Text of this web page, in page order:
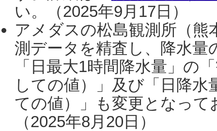
い。（2025年9月17日）
アメダスの松島観測所（熊
測データを精査し、降水
「日最大1時間降水量」の
しての値）」及び「日降
ての値）」も変更となっ
（2025年8月20日）